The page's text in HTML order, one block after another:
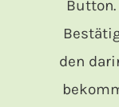
den